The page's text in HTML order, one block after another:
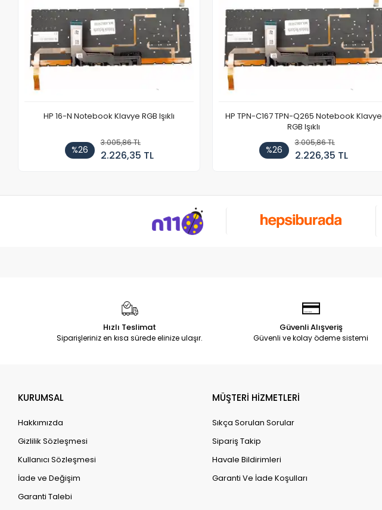
HP 16-N Notebook Klavye RGB Işıklı
%26
3.005,86 TL
2.226,35 TL
HP TPN-C167 TPN-Q265 Notebook Klavye
RGB Işıklı
%26
3.005,86 TL
2.226,35 TL
Hızlı Teslimat
Siparişleriniz en kısa sürede elinize ulaşır.
Güvenli Alışveriş
Güvenli ve kolay ödeme sistemi
KURUMSAL
Hakkımızda
Gizlilik Sözleşmesi
Kullanıcı Sözleşmesi
İade ve Değişim
Garanti Talebi
MÜŞTERİ HİZMETLERİ
Sıkça Sorulan Sorular
Sipariş Takip
Havale Bildirimleri
Garanti Ve İade Koşulları